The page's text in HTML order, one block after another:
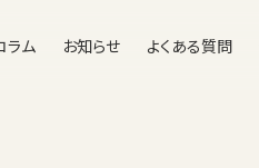
ラム お知らせ よくある質問